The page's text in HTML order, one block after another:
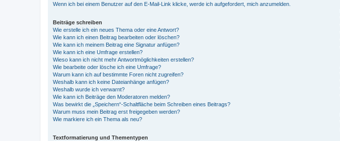
Wenn ich bei einem Benutzer auf den E-Mail-Link klicke, werde ich aufgefordert, mich anzumelden.
Beiträge schreiben
Wie erstelle ich ein neues Thema oder eine Antwort?
Wie kann ich einen Beitrag bearbeiten oder löschen?
Wie kann ich meinem Beitrag eine Signatur anfügen?
Wie kann ich eine Umfrage erstellen?
Wieso kann ich nicht mehr Antwortmöglichkeiten erstellen?
Wie bearbeite oder lösche ich eine Umfrage?
Warum kann ich auf bestimmte Foren nicht zugreifen?
Weshalb kann ich keine Dateianhänge anfügen?
Weshalb wurde ich verwarnt?
Wie kann ich Beiträge den Moderatoren melden?
Was bewirkt die „Speichern“-Schaltfläche beim Schreiben eines Beitrags?
Warum muss mein Beitrag erst freigegeben werden?
Wie markiere ich ein Thema als neu?
Textformatierung und Thementypen